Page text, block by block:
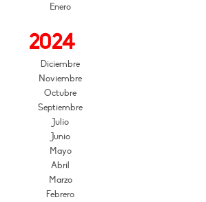
Enero
2024
Diciembre
Noviembre
Octubre
Septiembre
Julio
Junio
Mayo
Abril
Marzo
Febrero